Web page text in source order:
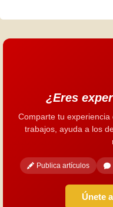
¿Eres
Comparte tu
trabajos, ayuda a los
Publica artículos
Únete